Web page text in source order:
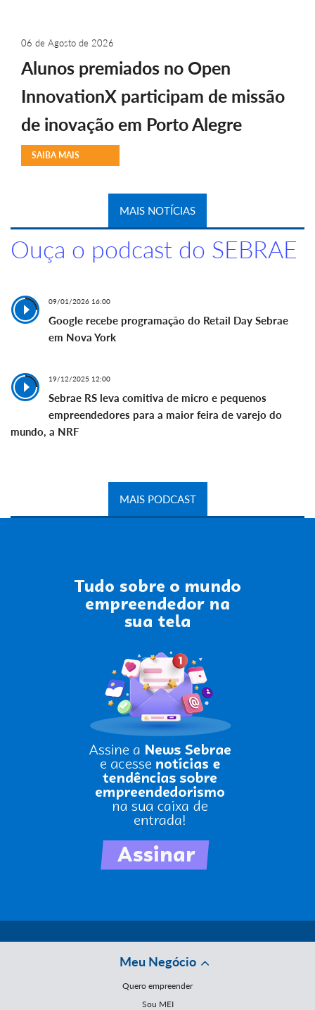
06 de Agosto de 2026
Alunos premiados no Open
InnovationX participam de missão
de inovação em Porto Alegre
SAIBA MAIS
MAIS NOTÍCIAS
Ouça o podcast do SEBRAE
09/01/2026 16:00
Google recebe programação do Retail Day Sebrae
em Nova York
19/12/2025 12:00
Sebrae RS leva comitiva de micro e pequenos
empreendedores para a maior feira de varejo do
mundo, a NRF
MAIS PODCAST
Meu Negócio
Quero empreender
Sou MEI